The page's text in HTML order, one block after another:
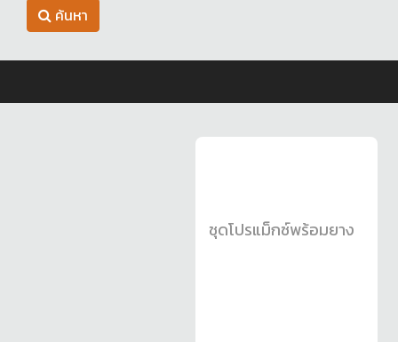
ค้นหา
ชุดโปรแม็กซ์พร้อมยาง